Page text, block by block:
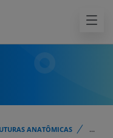
ANATÔMICAS
...